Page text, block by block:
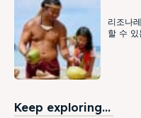
리조나
할 수 있
Keep exploring...